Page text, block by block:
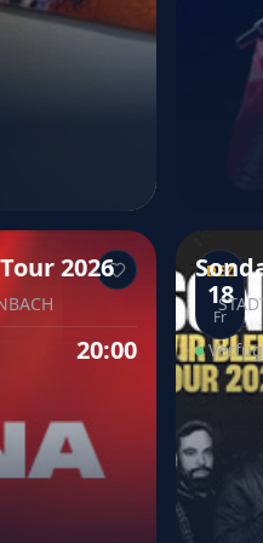
2026
20:00
DEZ
18
Fr